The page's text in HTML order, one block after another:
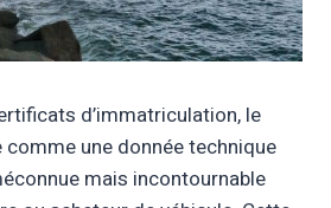
d’immatriculation, le
comme une donnée technique
mais incontournable